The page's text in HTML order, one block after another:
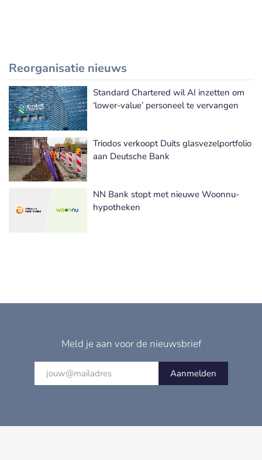
Reorganisatie nieuws
Meer Reorganisatie nieuws
Standard Chartered wil AI inzetten om
‘lower-value’ personeel te vervangen
Triodos verkoopt Duits glasvezelportfolio
aan Deutsche Bank
NN Bank stopt met nieuwe Woonnu-
hypotheken
Meld je aan voor de nieuwsbrief
Aanmelden